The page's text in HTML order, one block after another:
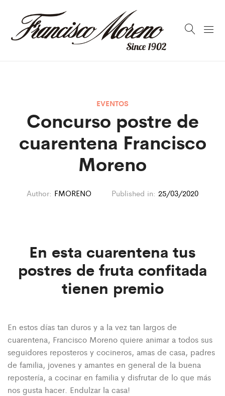
EVENTOS
Concurso postre de
cuarentena Francisco
Moreno
Author: FMORENO Published in: 25/03/2020
En esta cuarentena tus
postres de fruta confitada
tienen premio
En estos días tan duros y a la vez tan largos de
cuarentena, Francisco Moreno quiere animar a todos sus
seguidores reposteros y cocineros, amas de casa, padres
de familia, jovenes y amantes en general de la buena
repostería, a cocinar en familia y disfrutar de lo que más
nos gusta hacer. Endulzar la casa!